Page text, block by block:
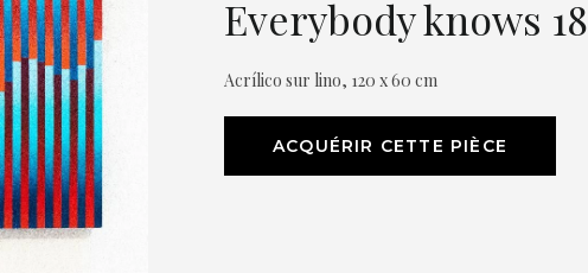
Everybody knows 18
Acrílico sur lino, 120 x 60 cm
ACQUÉRIR CETTE PIÈCE